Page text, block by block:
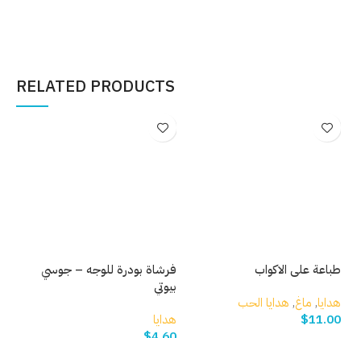
RELATED PRODUCTS
طباعة على الاكواب
هدايا, ماغ, هدايا الحب
$11.00
فرشاة بودرة للوجه – جوسي
بيوتي
هدايا